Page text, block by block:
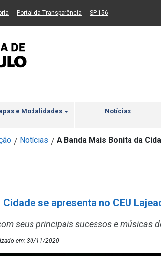
2 Ir para busca Ir para rodapé
um novo sítio)
(Link para um novo sítio)
Portal da Transparência (Link para um novo sítio)
SP 156
e Modalidades Notícias
/ Notícias / A Banda Mais Bonita da
se apresenta no CEU
seus principais sucessos e músicas
em: 30/11/2020